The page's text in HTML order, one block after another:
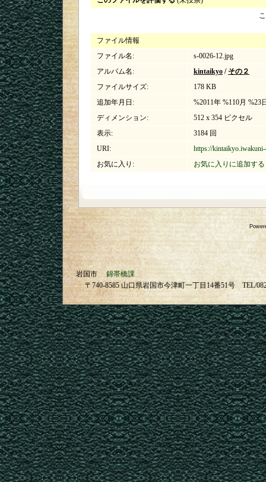
ファイル情報
ファイル名:
s-0026-12.jpg
アルバム名:
kintaikyo / その２
ファイルサイズ:
178 KB
追加年月日:
%2011年 %110月 %23
ディメンション:
512 x 354 ピクセル
表示:
3184 回
URI:
https://
お気に入り:
お気に入りに追加する
岩国市 錦帯橋課
〒740-8585 山口県岩国市今津町一丁目14番51号